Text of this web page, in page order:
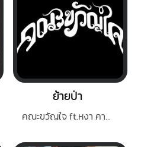
ย้ายป่า
คณะขวัญใจ ft.หงา คาราวาน